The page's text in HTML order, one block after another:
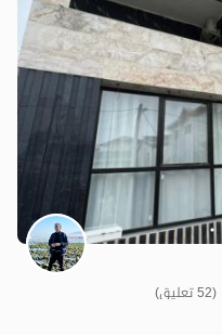
(52 تعليق)